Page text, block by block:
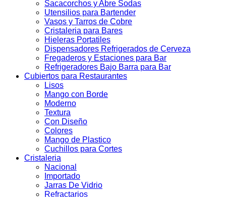
Sacacorchos y Abre Sodas
Utensilios para Bartender
Vasos y Tarros de Cobre
Cristaleria para Bares
Hieleras Portatiles
Dispensadores Refrigerados de Cerveza
Fregaderos y Estaciones para Bar
Refrigeradores Bajo Barra para Bar
Cubiertos para Restaurantes
Lisos
Mango con Borde
Moderno
Textura
Con Diseño
Colores
Mango de Plastico
Cuchillos para Cortes
Cristaleria
Nacional
Importado
Jarras De Vidrio
Refractarios